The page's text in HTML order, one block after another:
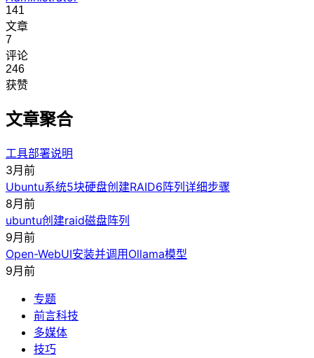
141
文章
7
评论
246
获赞
文章聚合
工具部署说明
3月前
Ubuntu系统5块硬盘创建RAID6阵列详细步骤
8月前
ubuntu创建raid磁盘阵列
9月前
Open-WebUI安装并调用Ollama模型
9月前
专题
前言科技
多媒体
技巧